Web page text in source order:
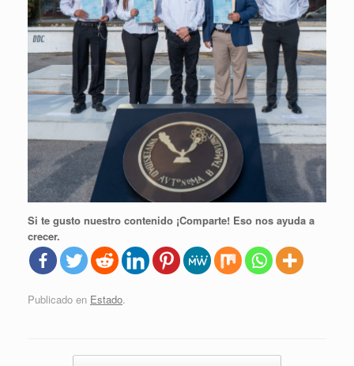
Si te gusto nuestro contenido ¡Comparte! Eso nos ayuda a
crecer.
Publicado en Estado.